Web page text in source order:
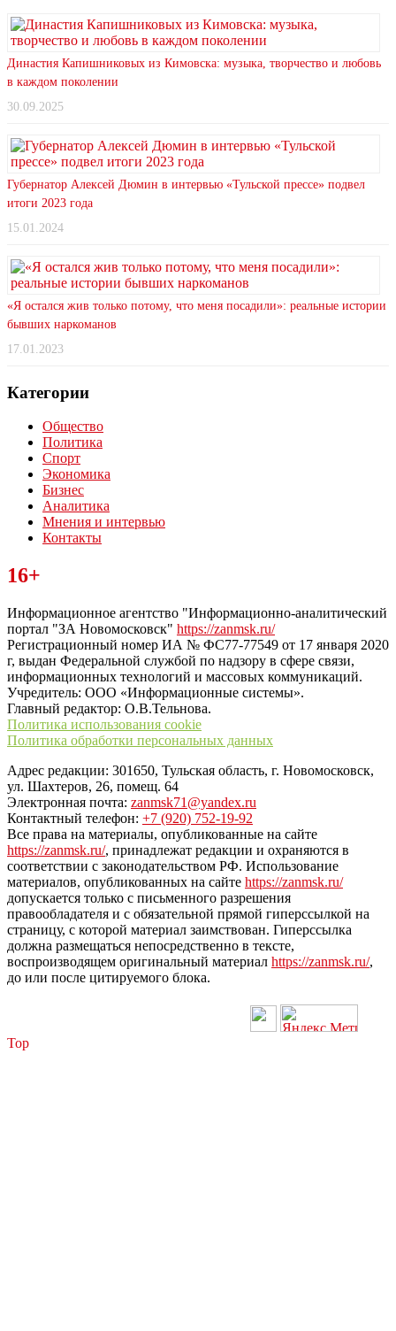
Династия Капишниковых из Кимовска: музыка, творчество и любовь
в каждом поколении
30.09.2025
Губернатор Алексей Дюмин в интервью «Тульской прессе» подвел
итоги 2023 года
15.01.2024
«Я остался жив только потому, что меня посадили»: реальные истории
бывших наркоманов
17.01.2023
Категории
Общество
Политика
Спорт
Экономика
Бизнес
Аналитика
Мнения и интервью
Контакты
Читайте последние новости дня в Тульской области на сайте
“ЗаНовомосковск”
16+
Информационное агентство "Информационно-аналитический
портал "ЗА Новомосковск" https://zanmsk.ru/
Регистрационный номер ИА № ФС77-77549 от 17 января 2020
г, выдан Федеральной службой по надзору в сфере связи,
информационных технологий и массовых коммуникаций.
Учредитель: ООО «Информационные системы».
Главный редактор: О.В.Тельнова.
Политика использования cookie
Политика обработки персональных данных
Адрес редакции: 301650, Тульская область, г. Новомосковск,
ул. Шахтеров, 26, помещ. 64
Электронная почта: zanmsk71@yandex.ru
Контактный телефон: +7 (920) 752-19-92
Все права на материалы, опубликованные на сайте
https://zanmsk.ru/, принадлежат редакции и охраняются в
соответствии с законодательством РФ. Использование
материалов, опубликованных на сайте https://zanmsk.ru/
допускается только с письменного разрешения
правообладателя и с обязательной прямой гиперссылкой на
страницу, с которой материал заимствован. Гиперссылка
должна размещаться непосредственно в тексте,
воспроизводящем оригинальный материал https://zanmsk.ru/,
до или после цитируемого блока.
Top